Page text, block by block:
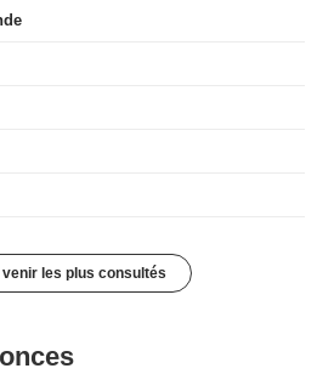
venir les plus consultés